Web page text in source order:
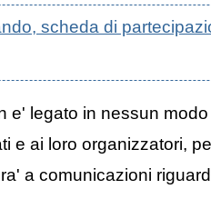
scheda di
e' legato in nessun
e ai loro organizzatori,
a comunicazioni